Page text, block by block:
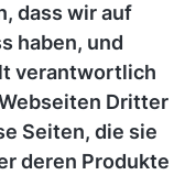
dass wir auf
haben, und
verantwortlich
Dritter
Seiten, die sie
deren Produkte